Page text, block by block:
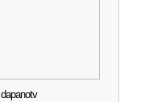
dapanotv